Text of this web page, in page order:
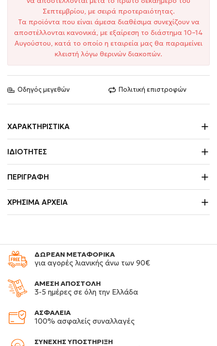
Σεπτεμβρίου, με σειρά προτεραιότητας.
Τα προϊόντα που είναι άμεσα διαθέσιμα συνεχίζουν να
αποστέλλονται κανονικά, με εξαίρεση το διάστημα 10–14
Αυγούστου, κατά το οποίο η εταιρεία μας θα παραμείνει
κλειστή λόγω θερινών διακοπών.
Οδηγός μεγεθών Πολιτική επιστροφών
ΧΑΡΑΚΤΗΡΙΣΤΙΚΆ
ΙΔΙΌΤΗΤΕΣ
ΠΕΡΙΓΡΑΦΉ
ΧΡΉΣΙΜΑ ΑΡΧΕΊΑ
ΔΩΡΕΑΝ ΜΕΤΑΦΟΡΙΚΑ
για αγορές λιανικής άνω των 90€
ΑΜΕΣΗ ΑΠΟΣΤΟΛΗ
3-5 ημέρες σε όλη την Ελλάδα
ΑΣΦΑΛΕΙΑ
100% ασφαλείς συναλλαγές
ΣΥΝΕΧΗΣ ΥΠΟΣΤΗΡΙΞΗ